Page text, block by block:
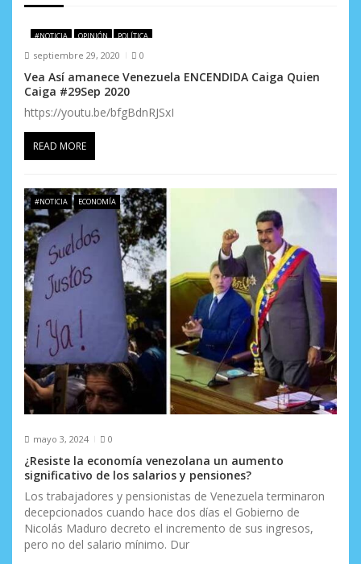
e
n
t
r
a
a
s
#NOTICIA OPINIÓN POLÍTICA
septiembre 29, 2020 0
Vea Así amanece Venezuela ENCENDIDA Caiga Quien
Caiga #29Sep 2020
https://youtu.be/bfgBdnRJSxI
READ MORE
#NOTICIA ECONOMÍA
mayo 3, 2024 0
¿Resiste la economía venezolana un aumento
significativo de los salarios y pensiones?
Los trabajadores y pensionistas de Venezuela terminaron
decepcionados cuando hace dos días el Gobierno de
Nicolás Maduro decreto el incremento de sus ingresos,
pero no del salario mínimo. Dur